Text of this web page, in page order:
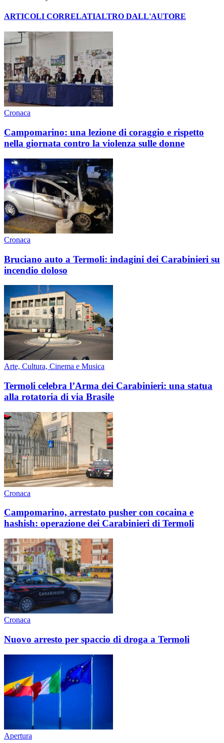
ARTICOLI CORRELATIALTRO DALL'AUTORE
Cronaca
Campomarino: una lezione di coraggio e rispetto
nella giornata contro la violenza sulle donne
Cronaca
Bruciano auto a Termoli: indagini dei Carabinieri su
incendio doloso
Arte, Cultura, Cinema e Musica
Termoli celebra l’Arma dei Carabinieri: una statua
alla rotatoria di via Brasile
Cronaca
Campomarino, arrestato pusher con cocaina e
hashish: operazione dei Carabinieri di Termoli
Cronaca
Nuovo arresto per spaccio di droga a Termoli
Apertura